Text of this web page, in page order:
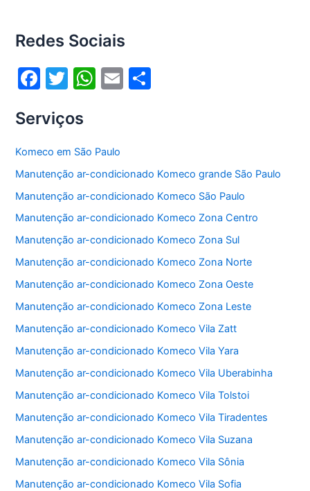
o
o
k
p
p
Redes Sociais
F
c
e
b
o
o
k
T
itt
er
W
s
A
p
p
E
Serviços
Komeco em São Paulo
Manutenção ar-condicionado Komeco grande São Paulo
Manutenção ar-condicionado Komeco São Paulo
Manutenção ar-condicionado Komeco Zona Centro
Manutenção ar-condicionado Komeco Zona Sul
Manutenção ar-condicionado Komeco Zona Norte
Manutenção ar-condicionado Komeco Zona Oeste
Manutenção ar-condicionado Komeco Zona Leste
Manutenção ar-condicionado Komeco Vila Zatt
Manutenção ar-condicionado Komeco Vila Yara
Manutenção ar-condicionado Komeco Vila Uberabinha
Manutenção ar-condicionado Komeco Vila Tolstoi
Manutenção ar-condicionado Komeco Vila Tiradentes
Manutenção ar-condicionado Komeco Vila Suzana
Manutenção ar-condicionado Komeco Vila Sônia
Manutenção ar-condicionado Komeco Vila Sofia